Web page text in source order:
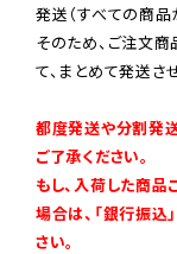
発送（すべての商品
そのため、ご注文
て、まとめて発送さ
都度発送や分割発
ご了承ください。
もし、入荷した商品
場合は、「銀行振込
さい。